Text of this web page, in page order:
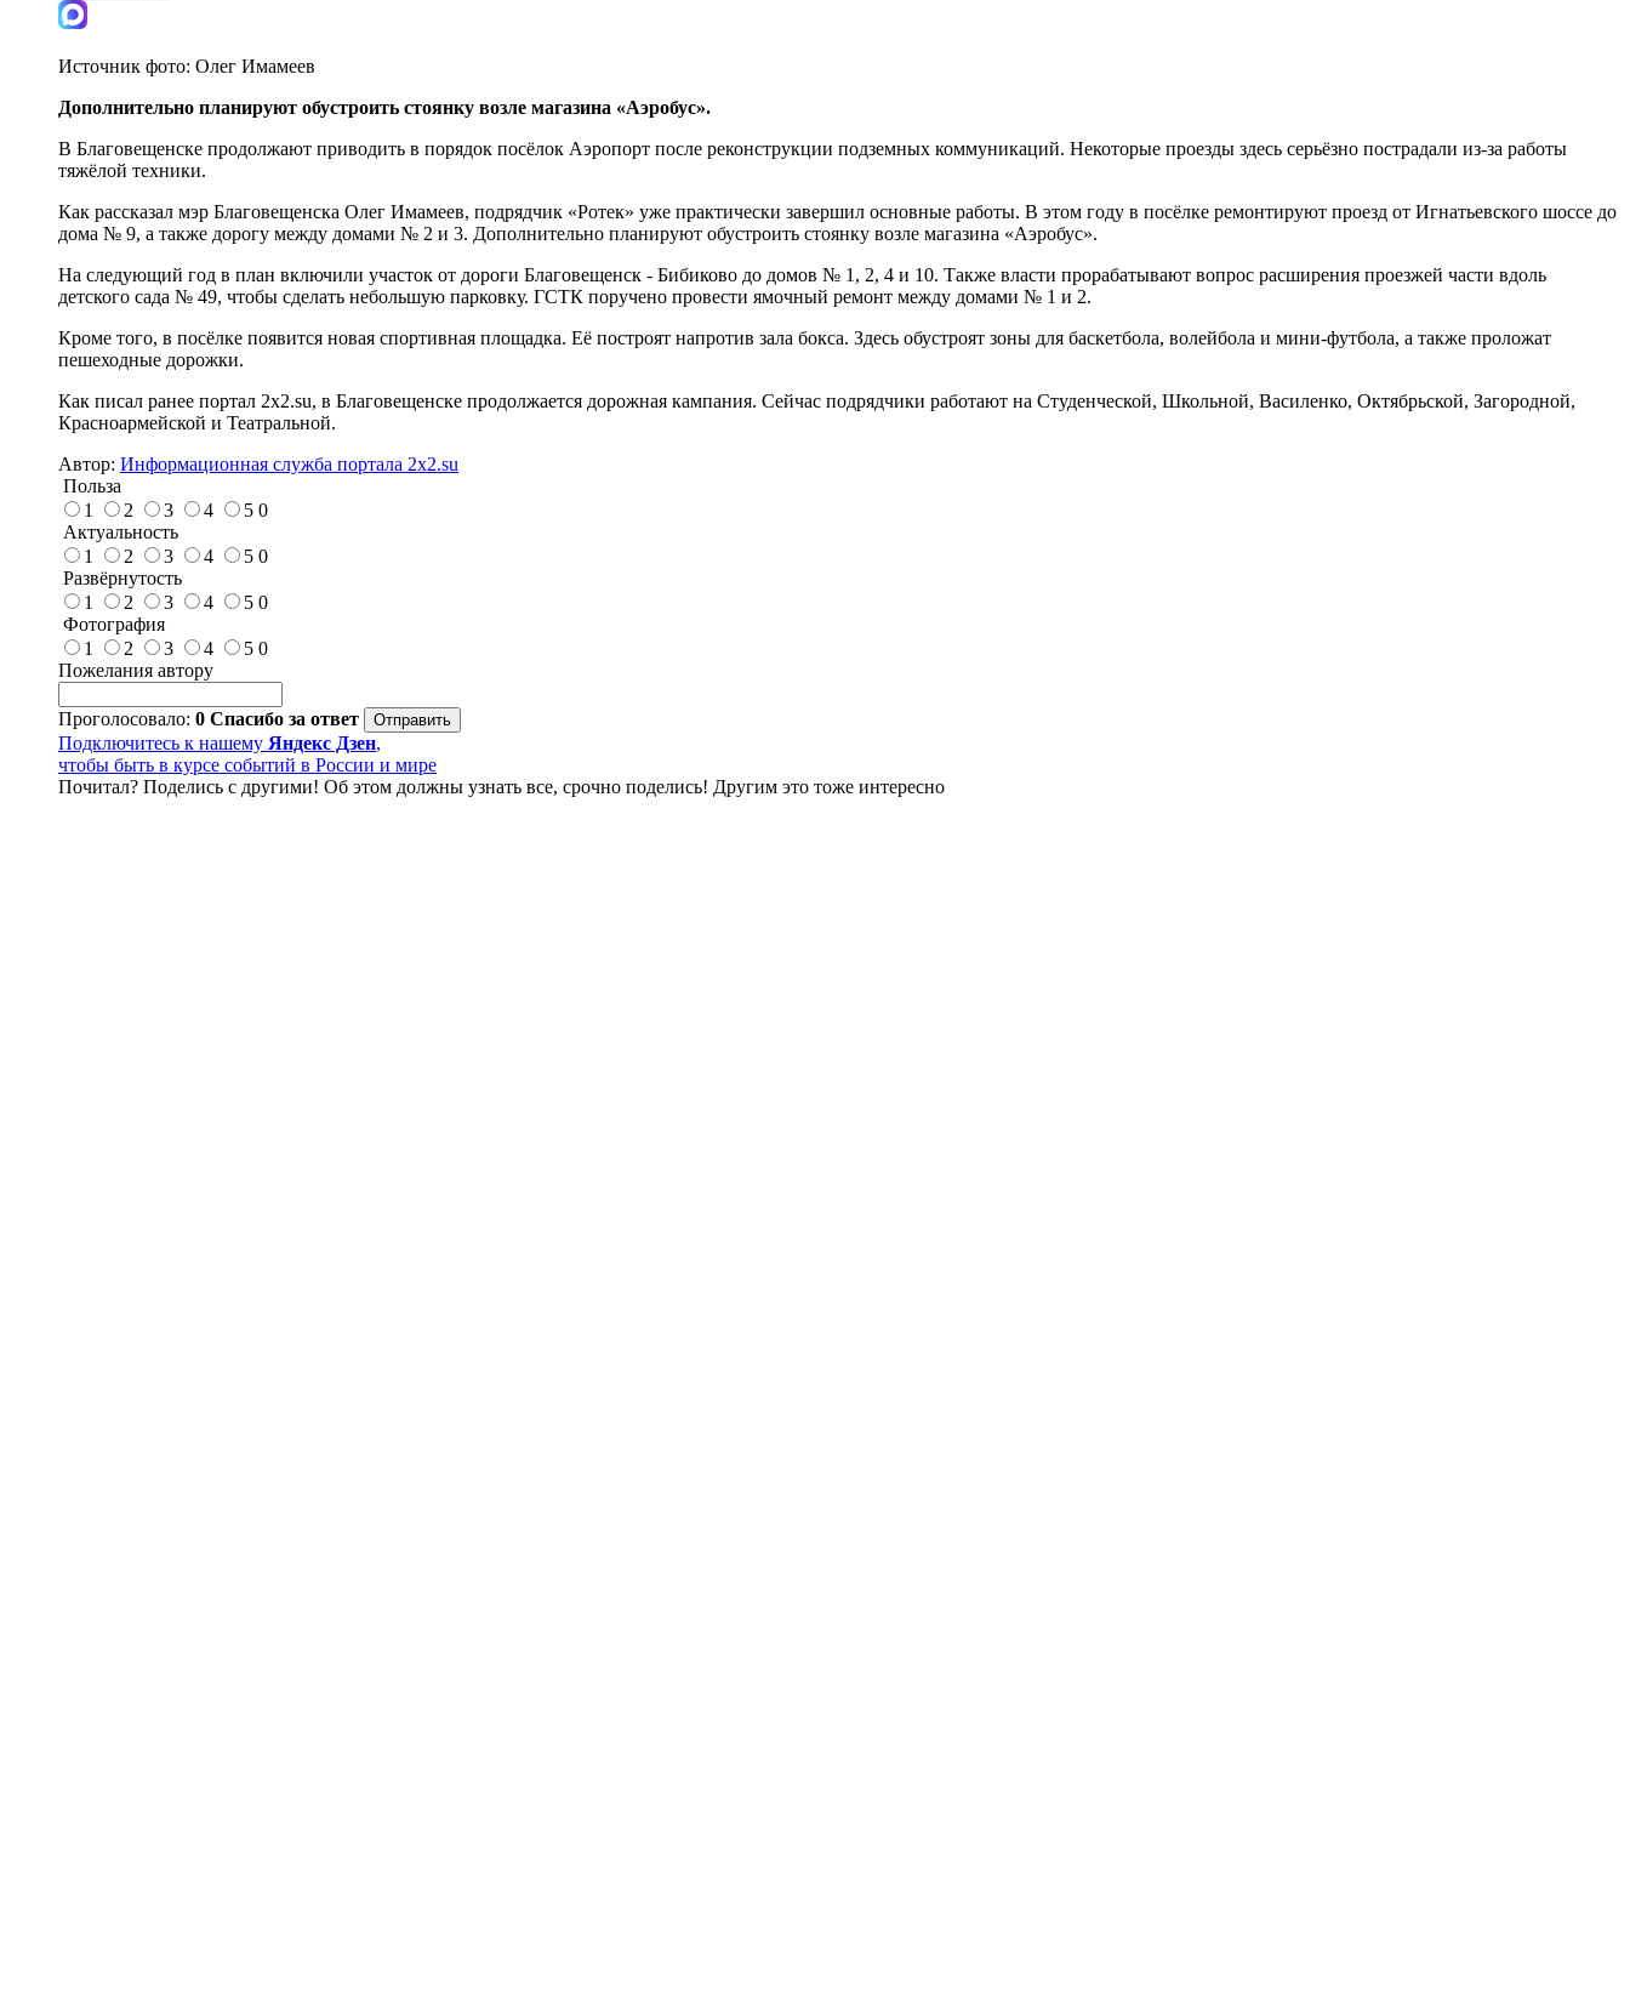
Источник фото: Олег Имамеев
Дополнительно планируют обустроить стоянку возле магазина «Аэробус».
В Благовещенске продолжают приводить в порядок посёлок Аэропорт после реконструкции подземных коммуникаций. Некоторые проезды здесь серьёзно пострадали из-за работы
тяжёлой техники.
Как рассказал мэр Благовещенска Олег Имамеев, подрядчик «Ротек» уже практически завершил основные работы. В этом году в посёлке ремонтируют проезд от Игнатьевского шоссе до
дома № 9, а также дорогу между домами № 2 и 3. Дополнительно планируют обустроить стоянку возле магазина «Аэробус».
На следующий год в план включили участок от дороги Благовещенск - Бибиково до домов № 1, 2, 4 и 10. Также власти прорабатывают вопрос расширения проезжей части вдоль
детского сада № 49, чтобы сделать небольшую парковку. ГСТК поручено провести ямочный ремонт между домами № 1 и 2.
Кроме того, в посёлке появится новая спортивная площадка. Её построят напротив зала бокса. Здесь обустроят зоны для баскетбола, волейбола и мини-футбола, а также проложат
пешеходные дорожки.
Как писал ранее портал 2х2.su, в Благовещенске продолжается дорожная кампания. Сейчас подрядчики работают на Студенческой, Школьной, Василенко, Октябрьской, Загородной,
Красноармейской и Театральной.
Автор: Информационная служба портала 2x2.su
Польза
1
2 3 4 5 0
Актуальность
1
2 3 4 5 0
Развёрнутость
1
2 3 4 5 0
Фотография
1
2 3 4 5 0
Пожелания автору
Проголосовало: 0 Спасибо за ответ
Подключитесь к нашему Яндекс Дзен,
чтобы быть в курсе событий в России и мире
Почитал? Поделись с другими! Об этом должны узнать все, срочно поделись! Другим это тоже интересно